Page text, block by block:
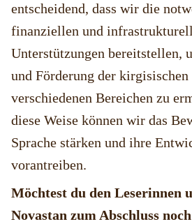
entscheidend, dass wir die
finanziellen und
Unterstützungen bereitstellen,
und Förderung der kirgisischen
verschiedenen Bereichen zu
diese Weise können wir das
Sprache stärken und ihre
vorantreiben.
Möchtest du den Leserinnen
Novastan zum Abschluss